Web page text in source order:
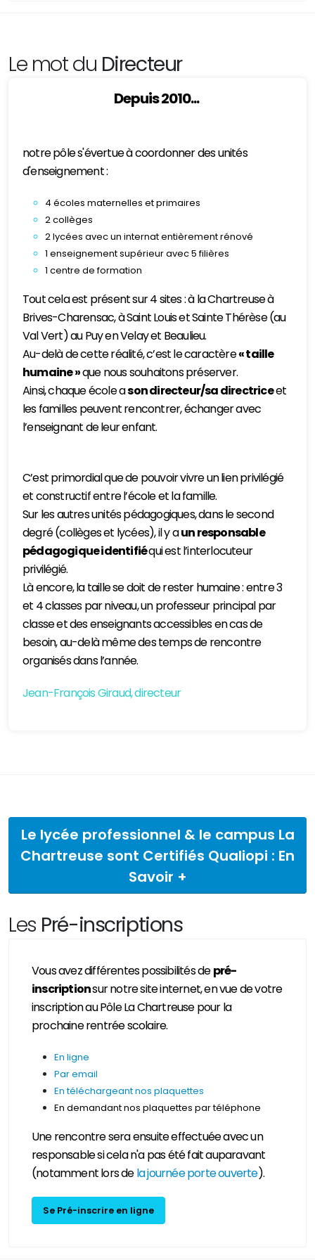
Le mot du Directeur
Depuis 2010...
notre pôle s'évertue à coordonner des unités
d'enseignement :
4 écoles maternelles et primaires
2 collèges
2 lycées avec un internat entièrement rénové
1 enseignement supérieur avec 5 filières
1 centre de formation
Tout cela est présent sur 4 sites : à la Chartreuse à
Brives-Charensac, à Saint Louis et Sainte Thérèse (au
Val Vert) au Puy en Velay et Beaulieu.
Au-delà de cette réalité, c’est le caractère« taille
humaine »que nous souhaitons préserver.
Ainsi, chaque école ason directeur/sa directriceet
les familles peuvent rencontrer, échanger avec
l’enseignant de leur enfant.
C’est primordial que de pouvoir vivre un lien privilégié
et constructif entre l’école et la famille.
Sur les autres unités pédagogiques, dans le second
degré (collèges et lycées), il y aun responsable
pédagogique identifiéqui est l’interlocuteur
privilégié.
Là encore, la taille se doit de rester humaine : entre 3
et 4 classes par niveau, un professeur principal par
classe et des enseignants accessibles en cas de
besoin, au-delà même des temps de rencontre
organisés dans l’année.
Jean-François Giraud, directeur
Le lycée professionnel & le campus La
Chartreuse sont Certifiés Qualiopi : En
Savoir +
Les Pré-inscriptions
Vous avez différentes possibilités depré-
inscriptionsur notre site internet, en vue de votre
inscription au Pôle La Chartreuse pour la
prochaine rentrée scolaire.
En ligne
Par email
En téléchargeant nos plaquettes
En demandant nos plaquettes par téléphone
Une rencontre sera ensuite effectuée avec un
responsable si cela n'a pas été fait auparavant
(notamment lors dela journée porte ouverte).
Se Pré-inscrire en ligne